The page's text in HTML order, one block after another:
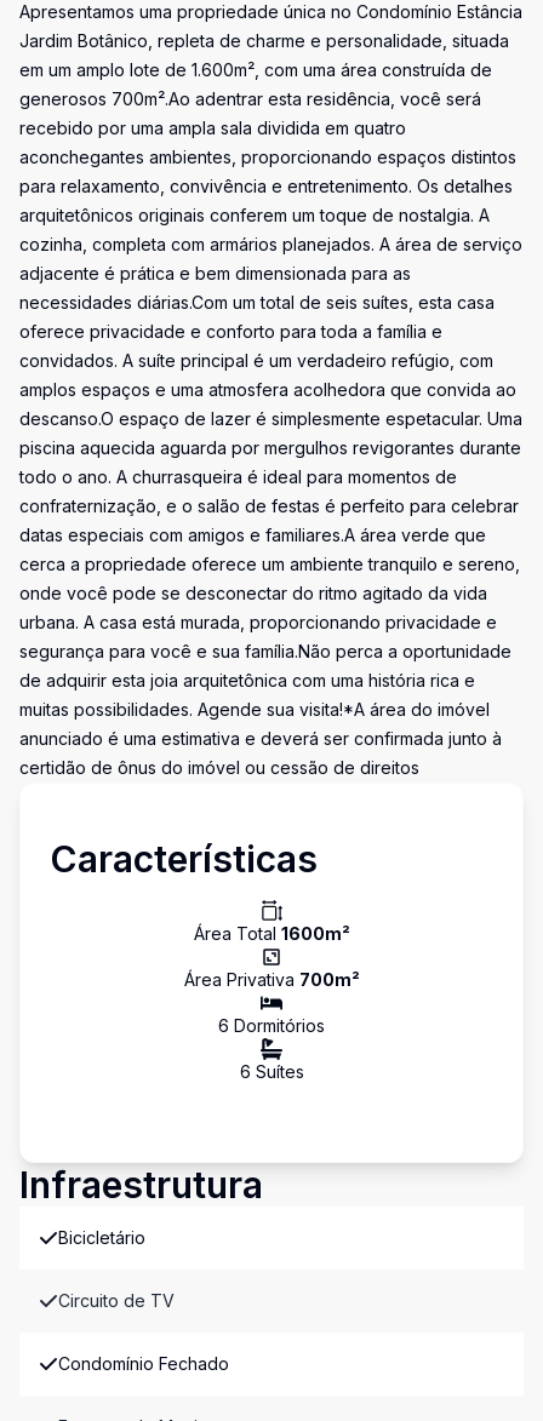
Apresentamos uma propriedade única no Condomínio Estância
Jardim Botânico, repleta de charme e personalidade, situada
em um amplo lote de 1.600m², com uma área construída de
generosos 700m².Ao adentrar esta residência, você será
recebido por uma ampla sala dividida em quatro
aconchegantes ambientes, proporcionando espaços distintos
para relaxamento, convivência e entretenimento. Os detalhes
arquitetônicos originais conferem um toque de nostalgia. A
cozinha, completa com armários planejados. A área de serviço
adjacente é prática e bem dimensionada para as
necessidades diárias.Com um total de seis suítes, esta casa
oferece privacidade e conforto para toda a família e
convidados. A suíte principal é um verdadeiro refúgio, com
amplos espaços e uma atmosfera acolhedora que convida ao
descanso.O espaço de lazer é simplesmente espetacular. Uma
piscina aquecida aguarda por mergulhos revigorantes durante
todo o ano. A churrasqueira é ideal para momentos de
confraternização, e o salão de festas é perfeito para celebrar
datas especiais com amigos e familiares.A área verde que
cerca a propriedade oferece um ambiente tranquilo e sereno,
onde você pode se desconectar do ritmo agitado da vida
urbana. A casa está murada, proporcionando privacidade e
segurança para você e sua família.Não perca a oportunidade
de adquirir esta joia arquitetônica com uma história rica e
muitas possibilidades. Agende sua visita!*A área do imóvel
anunciado é uma estimativa e deverá ser confirmada junto à
certidão de ônus do imóvel ou cessão de direitos
Características
Área Total 1600m²
Área Privativa 700m²
6 Dormitórios
6 Suítes
Infraestrutura
Bicicletário
Circuito de TV
Condomínio Fechado